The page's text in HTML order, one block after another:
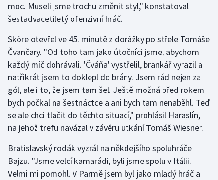
Lezení
Moderní pětiboj
Motorsport
Olympijské hry
Parasport
Plavání
Plážový volejbal
moc. Museli jsme trochu změnit styl," konstatoval
šestadvacetiletý ofenzivní hráč.
Skóre otevřel ve 45. minutě z dorážky po střele Tomáše
Čvančary. "Od toho tam jako útočníci jsme, abychom
každý míč dohrávali. 'Čváňa' vystřelil, brankář vyrazil a
natřikrát jsem to doklepl do brány. Jsem rád nejen za
gól, ale i to, že jsem tam šel. Ještě možná před rokem
bych počkal na šestnáctce a ani bych tam nenaběhl. Teď
se ale chci tlačit do těchto situací," prohlásil Haraslín,
na jehož trefu navázal v závěru utkání Tomáš Wiesner.
Bratislavský rodák vyzrál na někdejšího spoluhráče
Bajzu. "Jsme velcí kamarádi, byli jsme spolu v Itálii.
Velmi mi pomohl. V Parmě jsem byl jako mladý hráč a